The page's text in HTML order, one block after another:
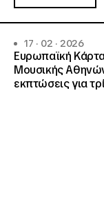
17 · 02 · 2026
Ευρωπαϊκή
Μουσικής
εκπτώσεις για